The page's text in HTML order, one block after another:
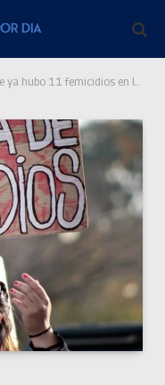
11 femicidios en la Argentina